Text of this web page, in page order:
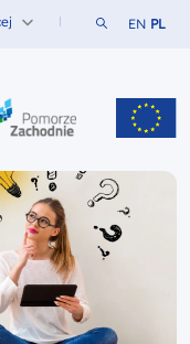
Szukaj w
EN PL